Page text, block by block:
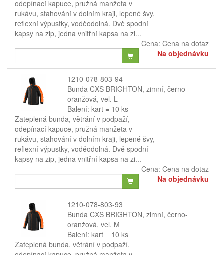
odepínací kapuce, pružná manžeta v
rukávu, stahování v dolním kraji, lepené švy,
reflexní výpustky, voděodolná. Dvě spodní
kapsy na zip, jedna vnitřní kapsa na zi...
Cena: Cena na dotaz
Na objednávku
1210-078-803-94
Bunda CXS BRIGHTON, zimní, černo-
oranžová, vel. L
Balení: kart = 10 ks
Zateplená bunda, větrání v podpaží,
odepínací kapuce, pružná manžeta v
rukávu, stahování v dolním kraji, lepené švy,
reflexní výpustky, voděodolná. Dvě spodní
kapsy na zip, jedna vnitřní kapsa na zi...
Cena: Cena na dotaz
Na objednávku
1210-078-803-93
Bunda CXS BRIGHTON, zimní, černo-
oranžová, vel. M
Balení: kart = 10 ks
Zateplená bunda, větrání v podpaží,